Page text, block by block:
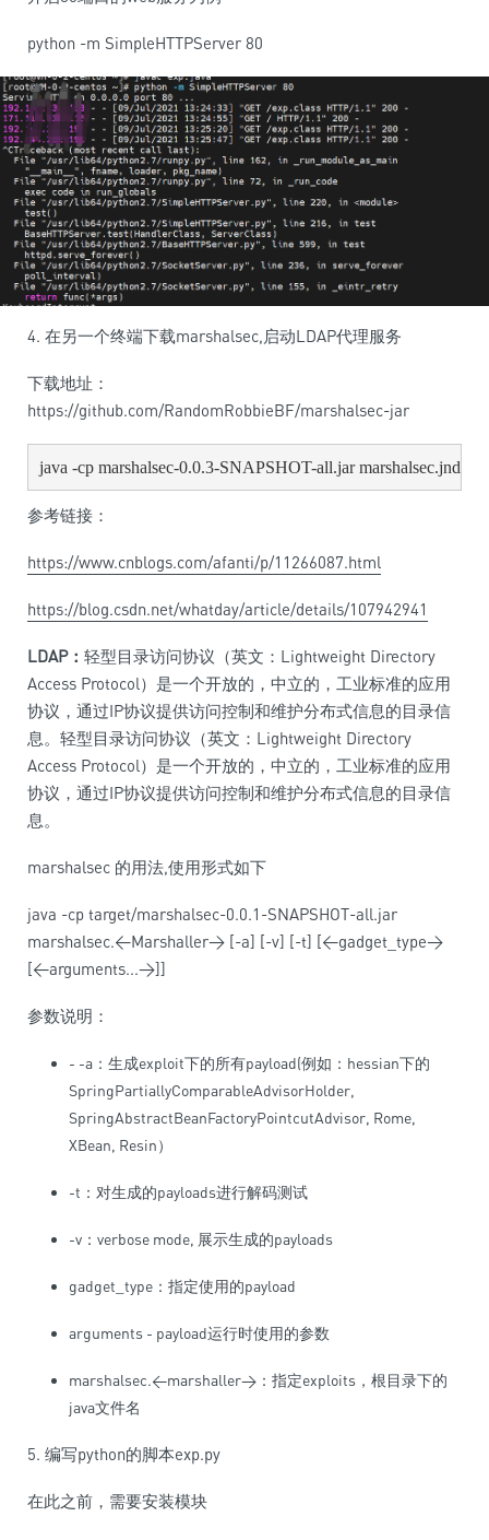
python -m SimpleHTTPServer 80
4. 在另一个终端下载marshalsec,启动LDAP代理服务
下载地址：
https://github.com/RandomRobbieBF/marshalsec-jar
java -cp marshalsec-0.0.3-SNAPSHOT-all.jar
参考链接：
https://www.cnblogs.com/afanti/p/11266087.html
https://blog.csdn.net/whatday/article/details/107942941
LDAP： 轻型目录访问协议（英文：Lightweight Directory
Access Protocol）是一个开放的，中立的，工业标准的应用
协议，通过IP协议提供访问控制和维护分布式信息的目录信
息。轻型目录访问协议（英文：Lightweight Directory
Access Protocol）是一个开放的，中立的，工业标准的应用
协议，通过IP协议提供访问控制和维护分布式信息的目录信
息。
marshalsec 的用法,使用形式如下
java -cp target/marshalsec-0.0.1-SNAPSHOT-all.jar
marshalsec.<Marshaller> [-a] [-v] [-t] [<gadget_type>
[<arguments...>]]
参数说明：
- -a：生成exploit下的所有payload(例如：hessian下的
SpringPartiallyComparableAdvisorHolder,
SpringAbstractBeanFactoryPointcutAdvisor, Rome,
XBean, Resin）
-t：对生成的payloads进行解码测试
-v：verbose mode, 展示生成的payloads
gadget_type：指定使用的payload
arguments - payload运行时使用的参数
marshalsec.<marshaller>：指定exploits，根目录下的
java文件名
5. 编写python的脚本exp.py
在此之前，需要安装模块